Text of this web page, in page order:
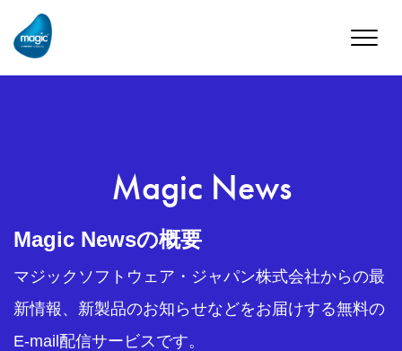
Toggle
Magic News
Magic Newsの概要
マジックソフトウェア・ジャパン株式会社からの最
新情報、新製品のお知らせなどをお届けする無料の
E-mail配信サービスです。